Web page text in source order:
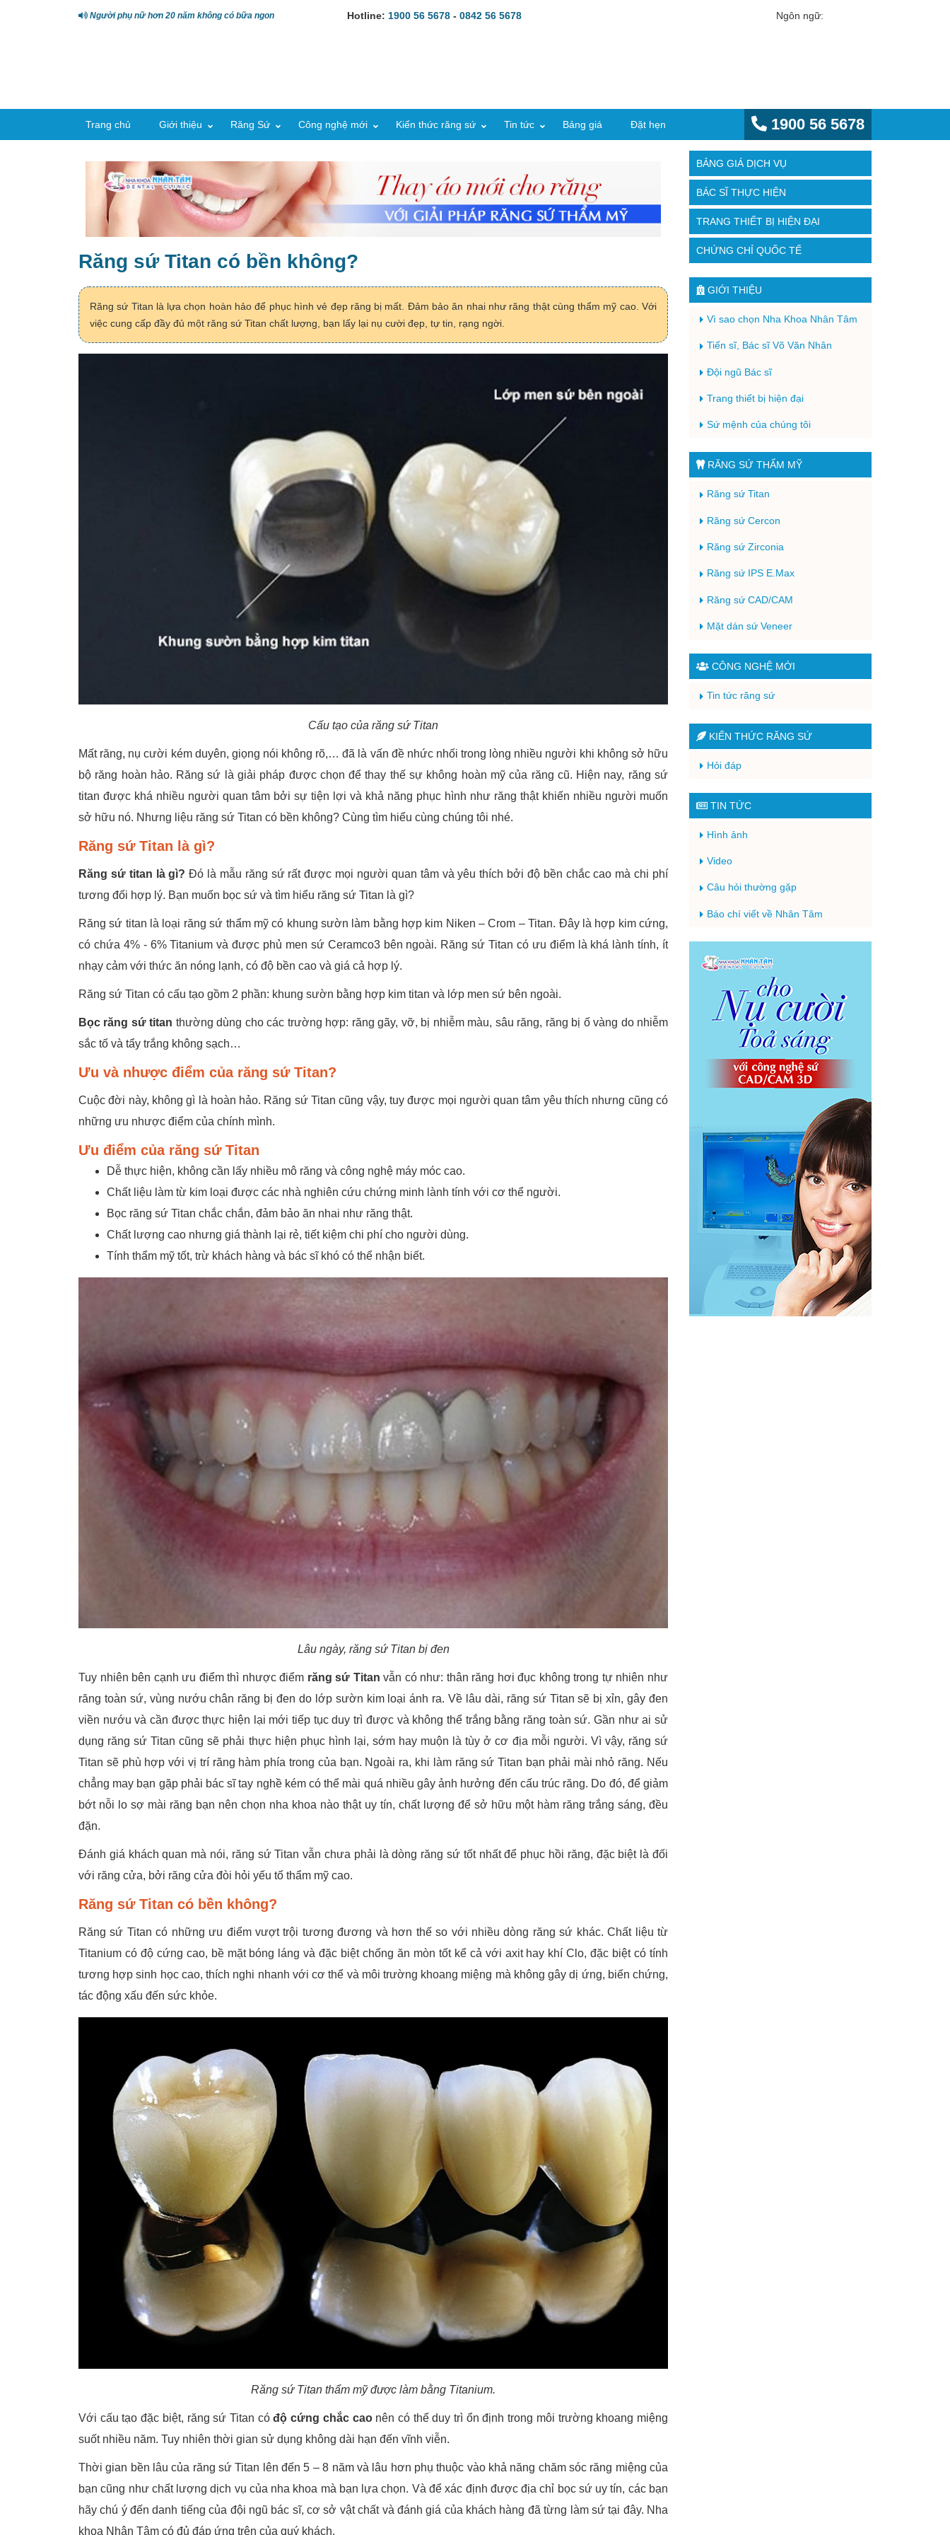
Người phụ nữ hơn 20 năm không có bữa ngon Hotline: 1900 56 5678 -0842 56 5678 Ngôn ngữ:
Trang chủ Giới thiệu Răng Sứ Công nghệ mới Kiến thức răng sứ Tin tức Bảng giá Đặt hẹn 1900 56 5678
Răng sứ Titan có bền không?
Răng sứ Titan là lựa chọn hoàn hảo để phục hình vẻ đẹp răng bị mất. Đảm bảo ăn nhai như răng thật cùng thẩm mỹ cao. Với
việc cung cấp đầy đủ một răng sứ Titan chất lượng, bạn lấy lại nụ cười đẹp, tự tin, rạng ngời.
Cấu tạo của răng sứ Titan
Mất răng, nụ cười kém duyên, giọng nói không rõ,… đã là vấn đề nhức nhối trong lòng nhiều người khi không sở hữu
bộ răng hoàn hảo. Răng sứ là giải pháp được chọn để thay thế sự không hoàn mỹ của răng cũ. Hiện nay, răng sứ
titan được khá nhiều người quan tâm bởi sự tiện lợi và khả năng phục hình như răng thật khiến nhiều người muốn
sở hữu nó. Nhưng liệu răng sứ Titan có bền không? Cùng tìm hiểu cùng chúng tôi nhé.
Răng sứ Titan là gì?
Răng sứ titan là gì? Đó là mẫu răng sứ rất được mọi người quan tâm và yêu thích bởi độ bền chắc cao mà chi phí
tương đối hợp lý. Bạn muốn bọc sứ và tìm hiểu răng sứ Titan là gì?
Răng sứ titan là loại răng sứ thẩm mỹ có khung sườn làm bằng hợp kim Niken – Crom – Titan. Đây là hợp kim cứng,
có chứa 4% - 6% Titanium và được phủ men sứ Ceramco3 bên ngoài. Răng sứ Titan có ưu điểm là khá lành tính, ít
nhạy cảm với thức ăn nóng lạnh, có độ bền cao và giá cả hợp lý.
Răng sứ Titan có cấu tạo gồm 2 phần: khung sườn bằng hợp kim titan và lớp men sứ bên ngoài.
Bọc răng sứ titan thường dùng cho các trường hợp: răng gãy, vỡ, bị nhiễm màu, sâu răng, răng bị ố vàng do nhiễm
sắc tố và tẩy trắng không sạch…
Ưu và nhược điểm của răng sứ Titan?
Cuộc đời này, không gì là hoàn hảo. Răng sứ Titan cũng vậy, tuy được mọi người quan tâm yêu thích nhưng cũng có
những ưu nhược điểm của chính mình.
Ưu điểm của răng sứ Titan
Dễ thực hiện, không cần lấy nhiều mô răng và công nghệ máy móc cao.
Chất liệu làm từ kim loại được các nhà nghiên cứu chứng minh lành tính với cơ thể người.
Bọc răng sứ Titan chắc chắn, đảm bảo ăn nhai như răng thật.
Chất lượng cao nhưng giá thành lại rẻ, tiết kiệm chi phí cho người dùng.
Tính thẩm mỹ tốt, trừ khách hàng và bác sĩ khó có thể nhận biết.
Lâu ngày, răng sứ Titan bị đen
Tuy nhiên bên cạnh ưu điểm thì nhược điểm răng sứ Titan vẫn có như: thân răng hơi đục không trong tự nhiên như
răng toàn sứ, vùng nướu chân răng bị đen do lớp sườn kim loại ánh ra. Về lâu dài, răng sứ Titan sẽ bị xỉn, gây đen
viền nướu và cần được thực hiện lại mới tiếp tục duy trì được và không thể trắng bằng răng toàn sứ. Gần như ai sử
dụng răng sứ Titan cũng sẽ phải thực hiện phục hình lại, sớm hay muộn là tùy ở cơ địa mỗi người. Vì vậy, răng sứ
Titan sẽ phù hợp với vị trí răng hàm phía trong của bạn. Ngoài ra, khi làm răng sứ Titan bạn phải mài nhỏ răng. Nếu
chẳng may bạn gặp phải bác sĩ tay nghề kém có thể mài quá nhiều gây ảnh hưởng đến cấu trúc răng. Do đó, để giảm
bớt nỗi lo sợ mài răng bạn nên chọn nha khoa nào thật uy tín, chất lượng để sở hữu một hàm răng trắng sáng, đều
đặn.
Đánh giá khách quan mà nói, răng sứ Titan vẫn chưa phải là dòng răng sứ tốt nhất để phục hồi răng, đặc biệt là đối
với răng cửa, bởi răng cửa đòi hỏi yếu tố thẩm mỹ cao.
Răng sứ Titan có bền không?
Răng sứ Titan có những ưu điểm vượt trội tương đương và hơn thế so với nhiều dòng răng sứ khác. Chất liệu từ
Titanium có độ cứng cao, bề mặt bóng láng và đặc biệt chống ăn mòn tốt kể cả với axit hay khí Clo, đặc biệt có tính
tương hợp sinh học cao, thích nghi nhanh với cơ thể và môi trường khoang miệng mà không gây dị ứng, biến chứng,
tác động xấu đến sức khỏe.
Răng sứ Titan thẩm mỹ được làm bằng Titanium.
Với cấu tạo đặc biệt, răng sứ Titan cóđộ cứng chắc caonên có thể duy trì ổn định trong môi trường khoang miệng
suốt nhiều năm. Tuy nhiên thời gian sử dụng không dài hạn đến vĩnh viễn.
Thời gian bền lâu của răng sứ Titan lên đến 5 – 8 năm và lâu hơn phụ thuộc vào khả năng chăm sóc răng miệng của
bạn cũng như chất lượng dịch vụ của nha khoa mà bạn lựa chọn. Và để xác định được địa chỉ bọc sứ uy tín, các bạn
hãy chú ý đến danh tiếng của đội ngũ bác sĩ, cơ sở vật chất và đánh giá của khách hàng đã từng làm sứ tại đây. Nha
khoa Nhân Tâm có đủ đáp ứng trên của quý khách.
BẢNG GIÁ DỊCH VỤ
BÁC SĨ THỰC HIỆN
TRANG THIẾT BỊ HIỆN ĐẠI
CHỨNG CHỈ QUỐC TẾ
GIỚI THIỆU
Vì sao chọn Nha Khoa Nhân Tâm
Tiến sĩ, Bác sĩ Võ Văn Nhân
Đội ngũ Bác sĩ
Trang thiết bị hiện đại
Sứ mệnh của chúng tôi
RĂNG SỨ THẨM MỸ
Răng sứ Titan
Răng sứ Cercon
Răng sứ Zirconia
Răng sứ IPS E.Max
Răng sứ CAD/CAM
Mặt dán sứ Veneer
CÔNG NGHỆ MỚI
Tin tức răng sứ
KIẾN THỨC RĂNG SỨ
Hỏi đáp
TIN TỨC
Hình ảnh
Video
Câu hỏi thường gặp
Báo chí viết về Nhân Tâm